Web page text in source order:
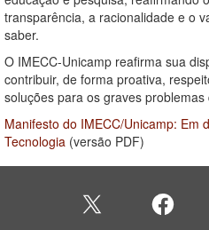
transparência, a racionalidade e o
saber.
O IMECC-Unicamp reafirma sua
contribuir, de forma proativa,
soluções para os graves
Manifesto do IMECC/Unicamp: Em
Tecnologia (versão PDF)